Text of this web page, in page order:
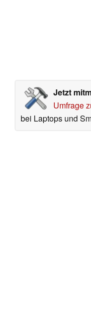
Jetzt
Umfrage
bei Laptops und